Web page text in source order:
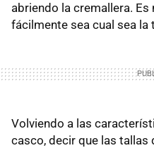
abriendo la cremallera.
fácilmente sea cual sea la
Volviendo a las
casco, decir que las tallas